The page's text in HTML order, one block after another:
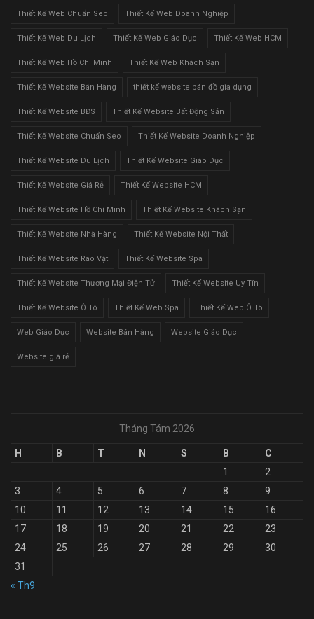
Thiết Kế Web Chuẩn Seo Thiết Kế Web Doanh Nghiệp
Thiết Kế Web Du Lịch Thiết Kế Web Giáo Dục Thiết Kế Web HCM
Thiết Kế Web Hồ Chí Minh Thiết Kế Web Khách Sạn
Thiết Kế Website Bán Hàng thiết kế website bán đồ gia dụng
Thiết Kế Website BĐS Thiết Kế Website Bất Động Sản
Thiết Kế Website Chuẩn Seo Thiết Kế Website Doanh Nghiệp
Thiết Kế Website Du Lịch Thiết Kế Website Giáo Dục
Thiết Kế Website Giá Rẻ Thiết Kế Website HCM
Thiết Kế Website Hồ Chí Minh Thiết Kế Website Khách Sạn
Thiết Kế Website Nhà Hàng Thiết Kế Website Nội Thất
Thiết Kế Website Rao Vặt Thiết Kế Website Spa
Thiết Kế Website Thương Mại Điện Tử Thiết Kế Website Uy Tín
Thiết Kế Website Ô Tô Thiết Kế Web Spa Thiết Kế Web Ô Tô
Web Giáo Dục Website Bán Hàng Website Giáo Dục
Website giá rẻ
Tháng Tám 2026
H B T N S B
C
1
2
3
4 5 6 7 8
9
10
11 12 13 14 15
16
17
18 19 20 21 22
23
24
25 26 27 28 29
30
31
« Th9